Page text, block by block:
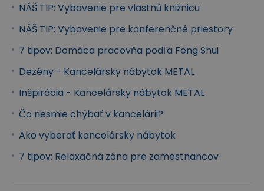
NÁŠ TIP: Vybavenie pre vlastnú knižnicu
NÁŠ TIP: Vybavenie pre konferenčné priestory
7 tipov: Domáca pracovňa podľa Feng Shui
Dezény - Kancelársky nábytok METAL
Inšpirácia - Kancelársky nábytok METAL
Čo nesmie chýbať v kancelárii?
Ako vyberať kancelársky nábytok
7 tipov: Relaxačná zóna pre zamestnancov